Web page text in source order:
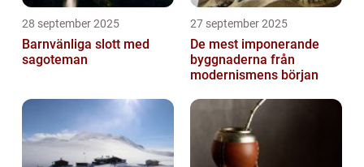
28 september 2025
Barnvänliga slott med
sagoteman
27 september 2025
De mest imponerande
byggnaderna från
modernismens början